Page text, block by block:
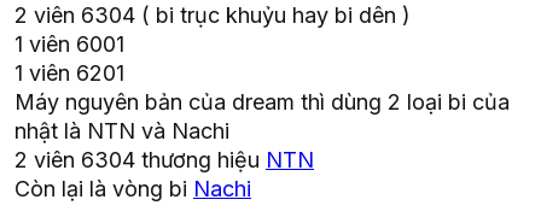
2 viên 6304 ( bi trục khuỷu hay bi dên )
1 viên 6001
1 viên 6201
Máy nguyên bản của dream thì dùng 2 loại bi của
nhật là NTN và Nachi
2 viên 6304 thương hiệu NTN
Còn lại là vòng bi Nachi